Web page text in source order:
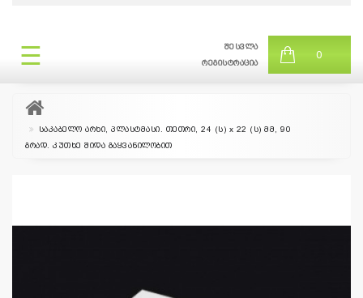
|
თვის
+995
☰
შესვლა
რეგისტრაცია
0
საკაბელო არხი, პლასტმასი. თეთრი, 24 (ს) x 22 (ს) მმ, 90
გრად. კუთხე შიდა გაყვანილობით